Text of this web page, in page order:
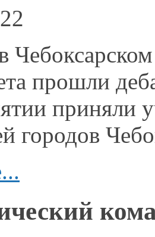
Чебоксарском
прошли
приняли
городов